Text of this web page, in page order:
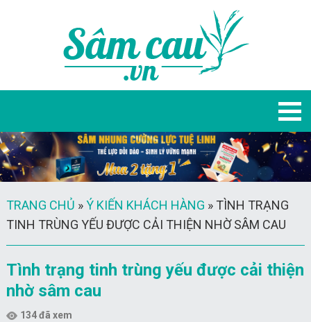
TRANG CHỦ »Ý KIẾN KHÁCH HÀNG » TÌNH TRẠNG
TINH TRÙNG YẾU ĐƯỢC CẢI THIỆN NHỜ SÂM CAU
Tình trạng tinh trùng yếu được cải thiện
nhờ sâm cau
134 đã xem